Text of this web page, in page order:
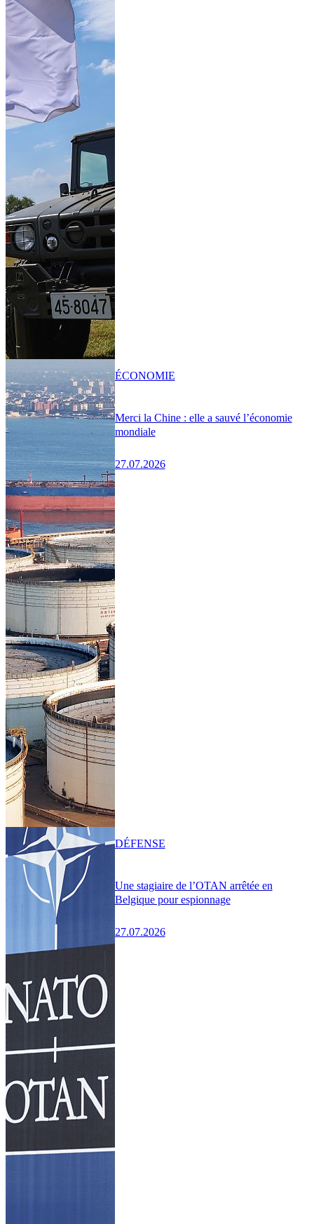
Merci la Chine : elle a sauvé l’économie
mondiale
27.07.2026
ÉCONOMIE
Une stagiaire de l’OTAN arrêtée en
Belgique pour espionnage
27.07.2026
DÉFENSE